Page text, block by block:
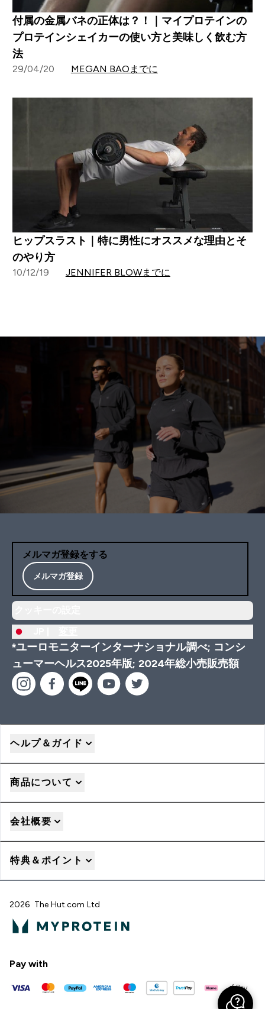
付属の金属バネの正体は？！｜マイプロテインの
プロテインシェイカーの使い方と美味しく飲む方
法
29/04/20 MEGAN BAOまでに
ヒップスラスト｜特に男性にオススメな理由とそ
のやり方
10/12/19 JENNIFER BLOWまでに
メルマガ登録をする
メルマガ登録
*ユーロモニターインターナショナル調べ; コンシ
ューマーヘルス2025年版; 2024年総小売販売額
ヘルプ＆ガイド
商品について
会社概要
特典＆ポイント
2026 The Hut.com Ltd
Pay with